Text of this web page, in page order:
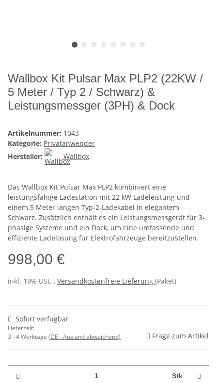
Wallbox Kit Pulsar Max PLP2 (22KW /
5 Meter / Typ 2 / Schwarz) &
Leistungsmessger (3PH) & Dock
Artikelnummer: 1043
Kategorie: Privatanwender
Hersteller:
Wallbox
Das Wallbox Kit Pulsar Max PLP2 kombiniert eine
leistungsfähige Ladestation mit 22 kW Ladeleistung und
einem 5 Meter langen Typ-2-Ladekabel in elegantem
Schwarz. Zusätzlich enthält es ein Leistungsmessgerät für 3-
phasige Systeme und ein Dock, um eine umfassende und
effiziente Ladelösung für Elektrofahrzeuge bereitzustellen.
998,00 €
inkl. 19% USt. , Versandkostenfreie Lieferung (Paket)
Sofort verfügbar
Lieferzeit:
3 - 4 Werktage (DE - Ausland abweichend) Frage zum Artikel
Stk